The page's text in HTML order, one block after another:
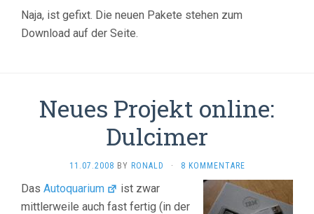
Naja, ist gefixt. Die neuen Pakete stehen zum
Download auf der Seite.
Neues Projekt online:
Dulcimer
11.07.2008 BY RONALD · 8 KOMMENTARE
Das Autoquarium
ist zwar
mittlerweile auch fast fertig (in der